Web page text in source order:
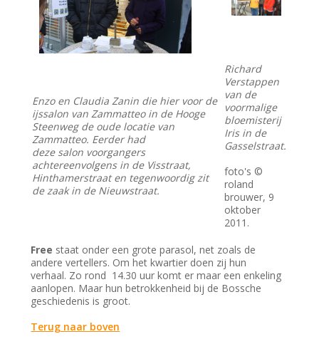
Enzo en Claudia Zanin die hier voor de
ijssalon van Zammatteo in de Hooge
Steenweg de oude locatie van
Zammatteo. Eerder had
deze salon voorgangers
achtereenvolgens in de Visstraat,
Hinthamerstraat en tegenwoordig zit
de zaak in de Nieuwstraat.
Richard
Verstappen
van de
voormalige
bloemisterij
Iris in de
Gasselstraat.
foto's ©
roland
brouwer, 9
oktober
2011.
Free staat onder een grote parasol, net zoals de
andere vertellers. Om het kwartier doen zij hun
verhaal. Zo rond 14.30 uur komt er maar een enkeling
aanlopen. Maar hun betrokkenheid bij de Bossche
geschiedenis is groot.
Terug naar boven